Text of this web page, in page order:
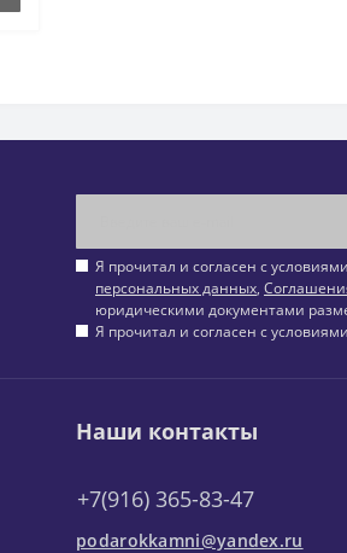
Я прочитал и согласен с условиями
персональных данных,
юридическими документами
Я прочитал и согласен с условиями
Наши контакты
+7(916) 365-83-47
podarokkamni@yandex.ru